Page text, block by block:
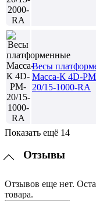
Весы
Масса-К 4D-
20/15-1000-RA
Показать ещё 14
Отзывы
Отзывов еще нет.
товара.